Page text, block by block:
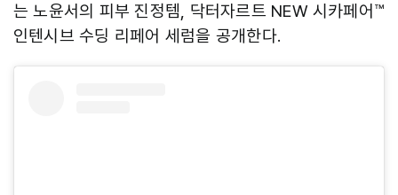
는 노윤서의 피부 진정템, 닥터자르트 NEW 시카페어™
인텐시브 수딩 리페어 세럼을 공개한다.